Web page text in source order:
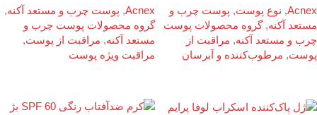
Acnex
, نوع پوست, پوست چرب و
مستعد آکنه, گروه محصولات پوست
چرب و مستعد آکنه, مراقبت از
پوست, مرطوب‌کننده و آبرسان
Acnex
, پوست چرب و مستعد آکنه,
گروه محصولات پوست چرب و
مستعد آکنه, مراقبت از پوست,
مراقبت ویژه پوست